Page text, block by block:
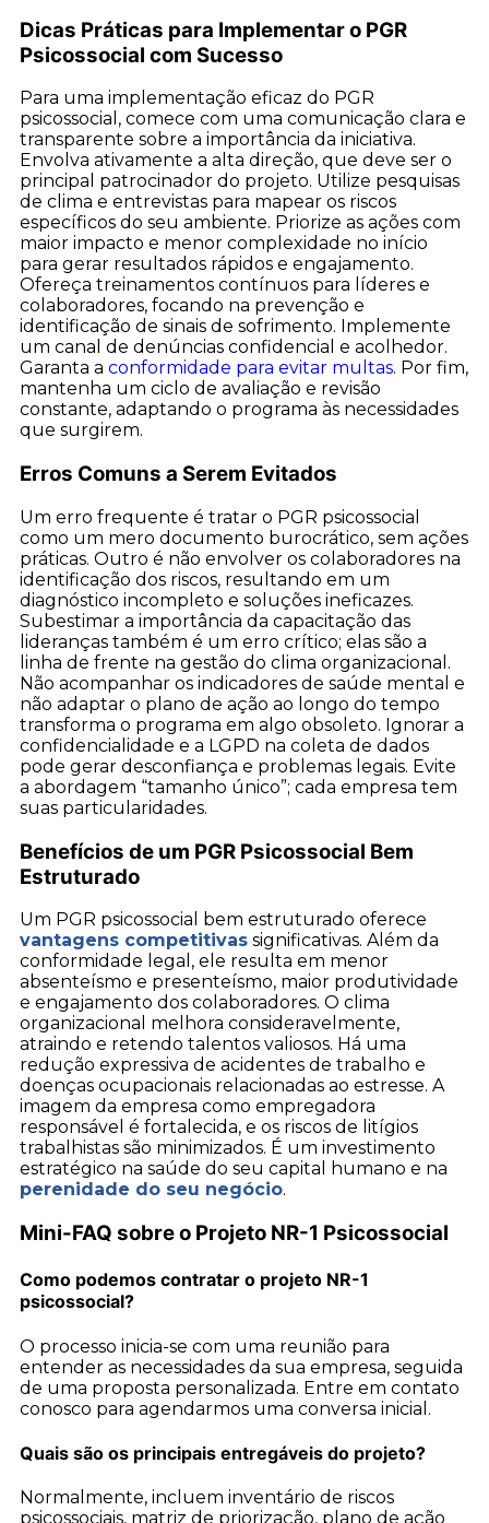
Dicas Práticas para Implementar o PGR
Psicossocial com Sucesso
Para uma implementação eficaz do PGR
psicossocial, comece com uma comunicação clara e
transparente sobre a importância da iniciativa.
Envolva ativamente a alta direção, que deve ser o
principal patrocinador do projeto. Utilize pesquisas
de clima e entrevistas para mapear os riscos
específicos do seu ambiente. Priorize as ações com
maior impacto e menor complexidade no início
para gerar resultados rápidos e engajamento.
Ofereça treinamentos contínuos para líderes e
colaboradores, focando na prevenção e
identificação de sinais de sofrimento. Implemente
um canal de denúncias confidencial e acolhedor.
Garanta a conformidade para evitar multas. Por fim,
mantenha um ciclo de avaliação e revisão
constante, adaptando o programa às necessidades
que surgirem.
Erros Comuns a Serem Evitados
Um erro frequente é tratar o PGR psicossocial
como um mero documento burocrático, sem ações
práticas. Outro é não envolver os colaboradores na
identificação dos riscos, resultando em um
diagnóstico incompleto e soluções ineficazes.
Subestimar a importância da capacitação das
lideranças também é um erro crítico; elas são a
linha de frente na gestão do clima organizacional.
Não acompanhar os indicadores de saúde mental e
não adaptar o plano de ação ao longo do tempo
transforma o programa em algo obsoleto. Ignorar a
confidencialidade e a LGPD na coleta de dados
pode gerar desconfiança e problemas legais. Evite
a abordagem “tamanho único”; cada empresa tem
suas particularidades.
Benefícios de um PGR Psicossocial Bem
Estruturado
Um PGR psicossocial bem estruturado oferece
vantagens competitivas significativas. Além da
conformidade legal, ele resulta em menor
absenteísmo e presenteísmo, maior produtividade
e engajamento dos colaboradores. O clima
organizacional melhora consideravelmente,
atraindo e retendo talentos valiosos. Há uma
redução expressiva de acidentes de trabalho e
doenças ocupacionais relacionadas ao estresse. A
imagem da empresa como empregadora
responsável é fortalecida, e os riscos de litígios
trabalhistas são minimizados. É um investimento
estratégico na saúde do seu capital humano e na
perenidade do seu negócio.
Mini-FAQ sobre o Projeto NR-1 Psicossocial
Como podemos contratar o projeto NR-1
psicossocial?
O processo inicia-se com uma reunião para
entender as necessidades da sua empresa, seguida
de uma proposta personalizada. Entre em contato
conosco para agendarmos uma conversa inicial.
Quais são os principais entregáveis do projeto?
Normalmente, incluem inventário de riscos
psicossociais, matriz de priorização, plano de ação